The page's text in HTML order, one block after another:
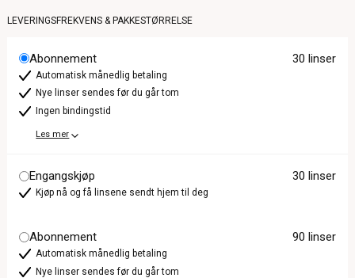
LEVERINGSFREKVENS & PAKKESTØRRELSE
Abonnement 30 linser
Automatisk månedlig betaling
Nye linser sendes før du går tom
Ingen bindingstid
Les mer
Engangskjøp 30 linser
Kjøp nå og få linsene sendt hjem til deg
Abonnement 90 linser
Automatisk månedlig betaling
Nye linser sendes før du går tom